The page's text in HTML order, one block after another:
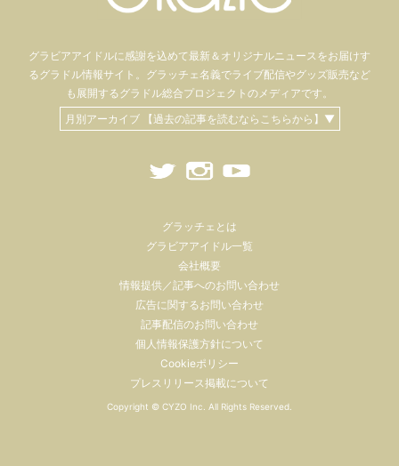
グラビアアイドルに感謝を込めて最新＆オリジナルニュースをお届けす
るグラドル情報サイト。 グラッチェ名義でライブ配信やグッズ販売など
も 展開するグラドル総合プロジェクトのメディアです。
月別アーカイブ 【過去の記事を読むならこちらから】▼
グラッチェとは
グラビアアイドル一覧
会社概要
情報提供／記事へのお問い合わせ
広告に関するお問い合わせ
記事配信のお問い合わせ
個人情報保護方針について
Cookieポリシー
プレスリリース掲載について
Copyright © CYZO Inc. All Rights Reserved.